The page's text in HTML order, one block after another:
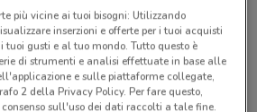
più vicine ai tuoi bisogni: Utilizzando
inserzioni e offerte per i tuoi acquisti
gusti e al tuo mondo. Tutto questo è
di strumenti e analisi effettuate in base alle
e sulle piattaforme collegate,
2 della Privacy Policy. Per fare questo,
sull'uso dei dati raccolti a tale fine.